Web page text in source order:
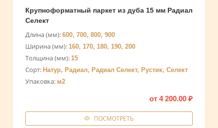
Крупноформатный паркет из дуба 15 мм Радиал
Селект
Длина (мм): 600, 700, 800, 900
Ширина (мм): 160, 170, 180, 190, 200
Толщина (мм): 15
Сорт: Натур, Радиал, Радиал Селект, Рустик, Селект
Упаковка: м2
от 4 200.00 ₽
ПОСМОТРЕТЬ